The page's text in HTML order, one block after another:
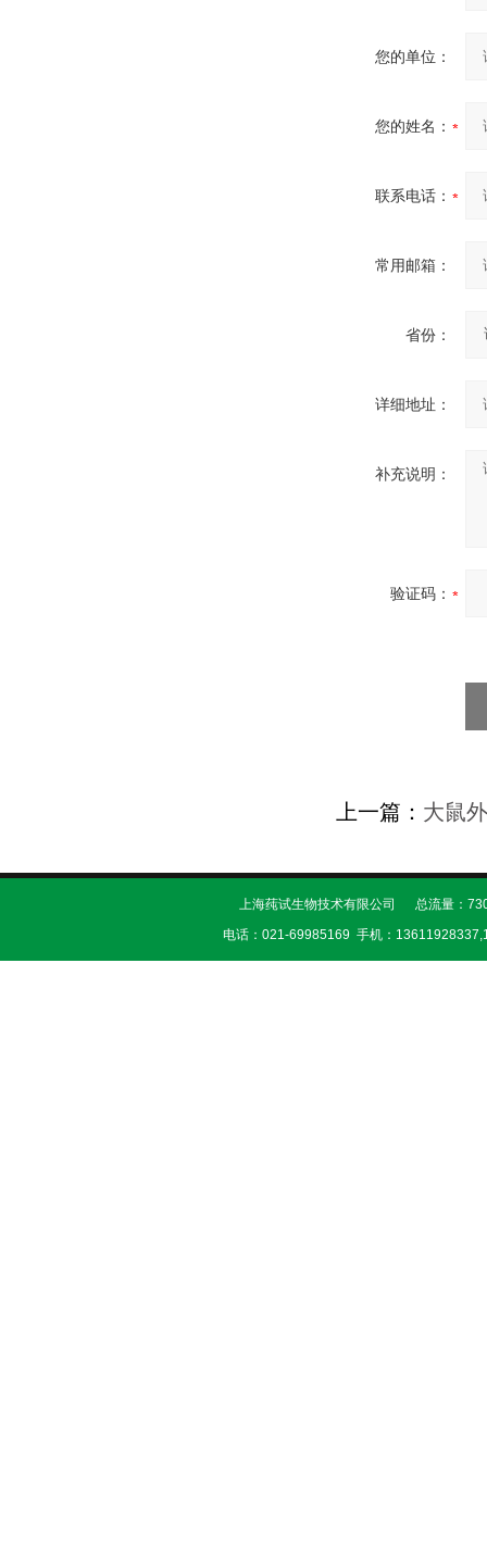
您的单位：
您的姓名：
联系电话：
常用邮箱：
省份：
详细地址：
补充说明：
验证码：
上一篇： 大鼠
上海莼试生物技术有限公司 总流量：
电话：021-69985169 手机：